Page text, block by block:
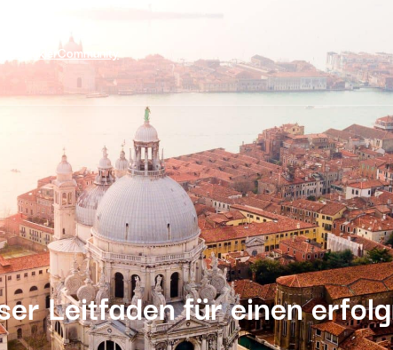
MaklerCommunity
Leitfaden für einen